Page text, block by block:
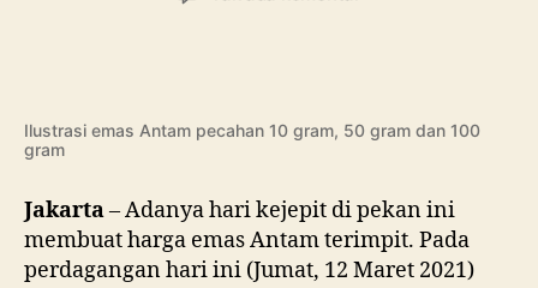
Emas
Ilustrasi emas Antam pecahan 10 gram, 50 gram dan 100
gram
Jakarta– Adanya hari kejepit di pekan ini
membuat harga emas Antam terimpit. Pada
perdagangan hari ini (Jumat, 12 Maret 2021)